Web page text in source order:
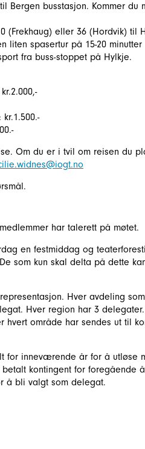
Bergen busstasjon. Kommer du
(Frekhaug) eller 36 (Hordvik) til
liten spasertur på 15-20
fra buss-stoppet på Hylkje.
Om du er i tvil om reisen du
har talerett på møtet.
en festmiddag og
som kun skal delta på dette
Hver avdeling
Hver region har 3
hvert område har sendes ut til
for inneværende år for å utløse
kontingent for foregående
å bli valgt som delegat.